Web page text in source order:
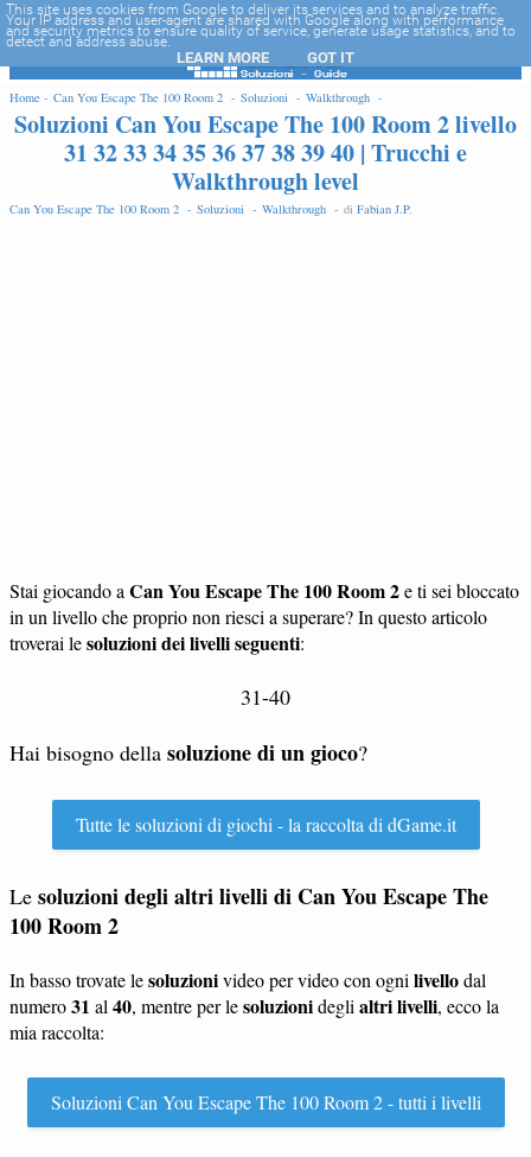
-->
Home - Can You Escape The 100 Room 2 - Soluzioni - Walkthrough -
Soluzioni Can You Escape The 100 Room 2 livello
31 32 33 34 35 36 37 38 39 40 | Trucchi e
Walkthrough level
Can You Escape The 100 Room 2 - Soluzioni - Walkthrough - di Fabian J.P.
Stai giocando a Can You Escape The 100 Room 2e ti sei bloccato
in un livello che proprio non riesci a superare? In questo articolo
troverai lesoluzioni dei livelli seguenti:
31-40
Hai bisogno della soluzione di un gioco?
Tutte le soluzioni di giochi - la raccolta di dGame.it
Le soluzioni degli altri livelli di Can You Escape The
100 Room 2
In basso trovate lesoluzionivideo per video con ogni livellodal
numero31 al 40, mentre per lesoluzionidegli altri livelli, ecco la
mia raccolta:
Soluzioni Can You Escape The 100 Room 2 - tutti i livelli
EDIT
This site uses cookies from Google to deliver its services and to analyze traffic.
Your IP address and user-agent are shared with Google along with performance
and security metrics to ensure quality of service, generate usage statistics, and to
detect and address abuse.
LEARN MORE GOT IT